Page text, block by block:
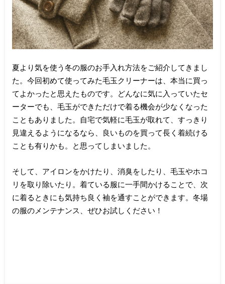
夏より気を使う冬の服のお手入れ方法をご紹介してきまし
た。今回初めて使ってみた毛玉クリーナーは、本当に買っ
てよかったと思えたものです。どんなに気に入っていたセ
ーターでも、毛玉ができただけで着る機会が少なくなった
こともありました。自宅で気軽に毛玉が取れて、すっきり
見違えるようになるなら、良いものを買って長く着続ける
ことも有りかも。と思ってしまいました。
そして、アイロンをかけたり、消臭をしたり、毛玉やホコ
リを取り除いたり。着ている服に一手間かけることで、次
に着るときにも気持ち良く袖を通すことができます。冬場
の服のメンテナンス、ぜひお試しください！